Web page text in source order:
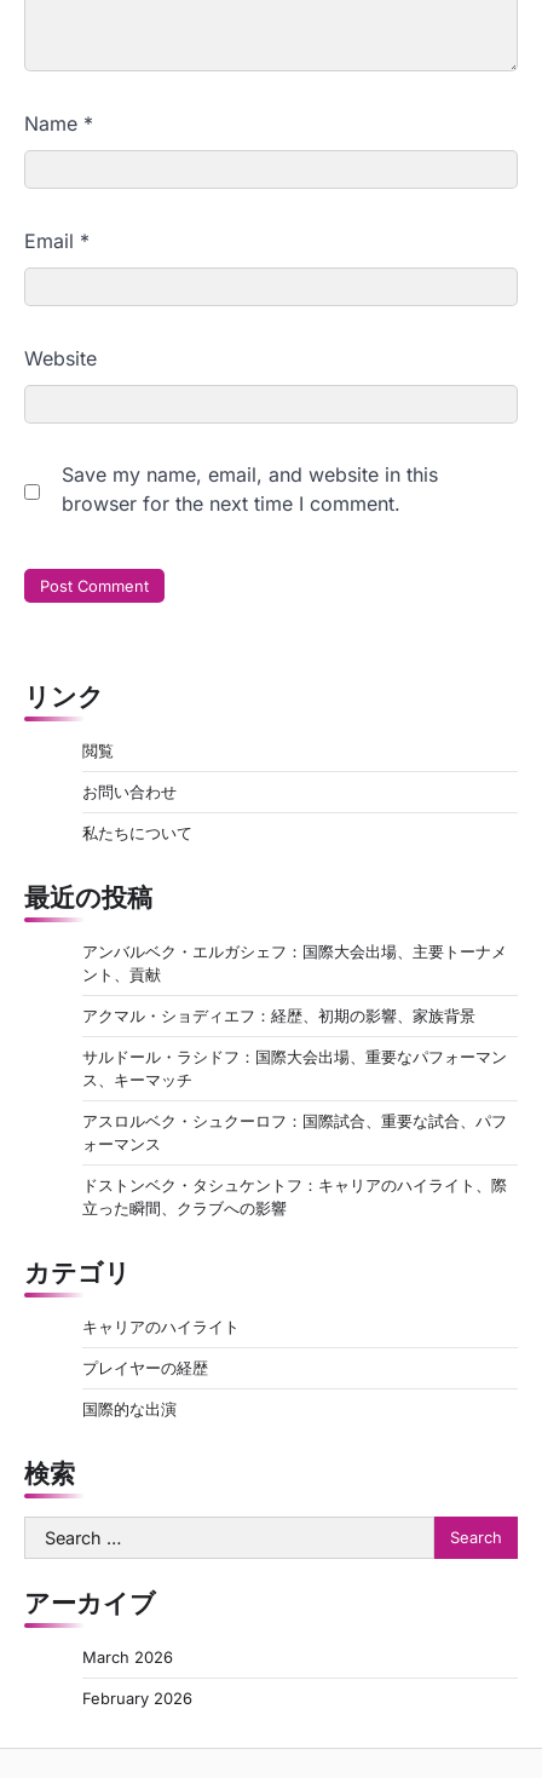
Name *
Email *
Website
Save my name, email, and website in this
browser for the next time I comment.
リンク
閲覧
お問い合わせ
私たちについて
最近の投稿
アンバルベク・エルガシェフ：国際大会出場、主要トーナメ
ント、貢献
アクマル・ショディエフ：経歴、初期の影響、家族背景
サルドール・ラシドフ：国際大会出場、重要なパフォーマン
ス、キーマッチ
アスロルベク・シュクーロフ：国際試合、重要な試合、パフ
ォーマンス
ドストンベク・タシュケントフ：キャリアのハイライト、際
立った瞬間、クラブへの影響
カテゴリ
キャリアのハイライト
プレイヤーの経歴
国際的な出演
検索
Search
for:
アーカイブ
March 2026
February 2026